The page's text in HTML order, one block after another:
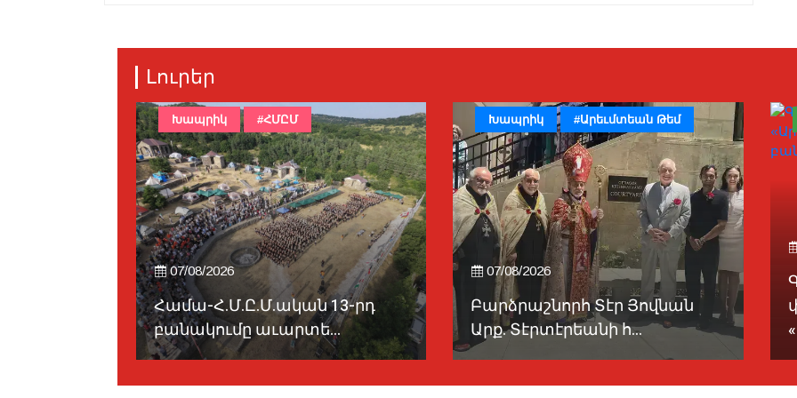
Լուրեր
07/08/2026
Համա-Հ.Մ.Ը.Մ.ական 13-րդ
բանակումը աւարտե...
Խապրիկ #ՀՄԸՄ
07/08/2026
Բարձրաշնորհ Տէր Յովնան
Արք. Տէրտէրեանի հ...
Խապրիկ #Արեւմտեան Թեմ